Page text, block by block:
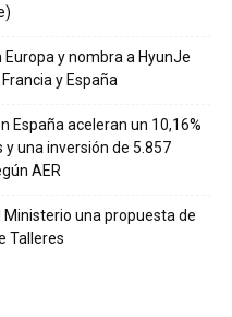
y nombra a HyunJe
y España
España aceleran un 10,16%
y una inversión de 5.857
AER
Ministerio una propuesta de
Talleres